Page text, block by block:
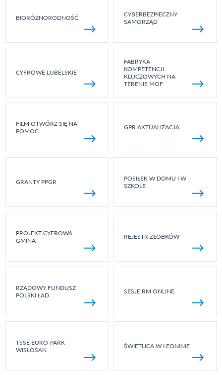
BIORÓŻNORODNOŚĆ
CYBERBEZPIECZNY
SAMORZĄD
CYFROWE LUBELSKIE
FABRYKA
KOMPETENCJI
KLUCZOWYCH NA
TERENIE MOF
FILM OTWÓRZ SIĘ NA
POMOC
GPR AKTUALIZACJA
GRANTY PPGR
POSIŁEK W DOMU I W
SZKOLE
PROJEKT CYFROWA
GMINA
REJESTR ŻŁOBKÓW
RZĄDOWY FUNDUSZ
POLSKI ŁAD
SESJE RM ONLINE
TSSE EURO-PARK
WISŁOSAN
ŚWIETLICA W LEONINIE